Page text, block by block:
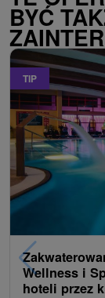
BYĆ
TIP
Wellness i
hoteli przez